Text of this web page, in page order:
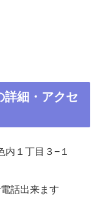
詳細・アクセ
１丁目３−１
話出来ます